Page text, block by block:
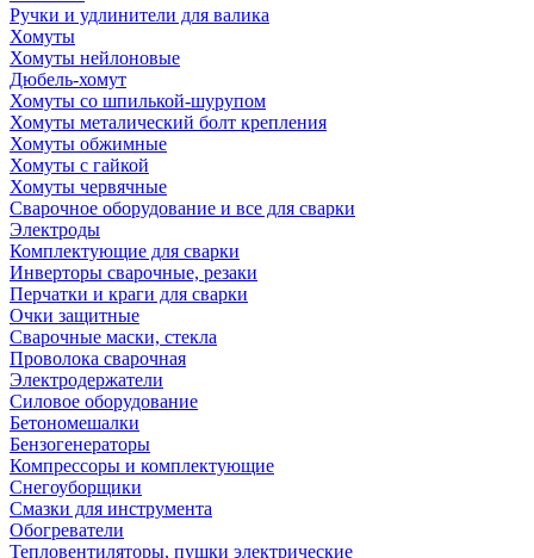
Ручки и удлинители для валика
Хомуты
Хомуты нейлоновые
Дюбель-хомут
Хомуты со шпилькой-шурупом
Хомуты металический болт крепления
Хомуты обжимные
Хомуты с гайкой
Хомуты червячные
Сварочное оборудование и все для сварки
Электроды
Комплектующие для сварки
Инверторы сварочные, резаки
Перчатки и краги для сварки
Очки защитные
Сварочные маски, стекла
Проволока сварочная
Электродержатели
Силовое оборудование
Бетономешалки
Бензогенераторы
Компрессоры и комплектующие
Снегоуборщики
Смазки для инструмента
Обогреватели
Тепловентиляторы, пушки электрические